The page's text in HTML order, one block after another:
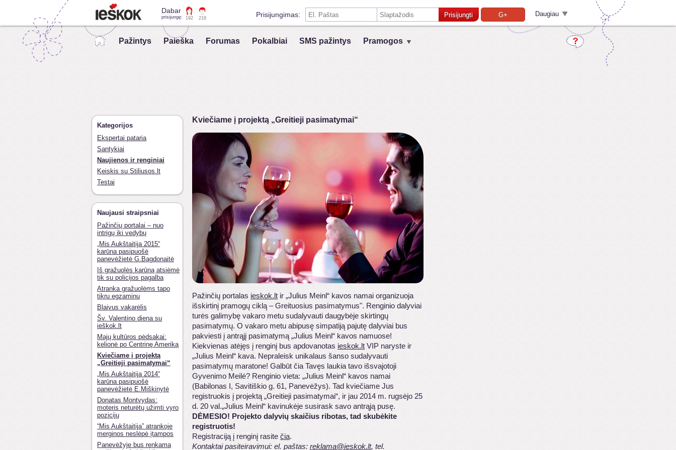
Dabar
prisijungę: 192 218 Prisijungimas: Prisijungti G+
Prisiminti mane šiame kompiuteryje
Daugiau
Pažintys Paieška Forumas Pokalbiai SMS pažintys Pramogos
Kategorijos
Ekspertai pataria
Santykiai
Naujienos ir renginiai
Keiskis su Stiliusos.lt
Testai
Naujausi straipsniai
Pažinčių portalai – nuo
intrigų iki vedybų
„Mis Aukštaitija 2015“
karūna pasipuošė
panevėžietė G.Bagdonaitė
Iš gražuolės karūną atsiėmė
tik su policijos pagalba
Atranka gražuolėms tapo
tikru egzaminu
Blaivus vakarėlis
Šv. Valentino diena su
ieškok.lt
Majų kultūros pėdsakai:
kelionė po Centrinę Ameriką
Kviečiame į projektą
„Greitieji pasimatymai“
„Mis Aukštaitija 2014“
karūna pasipuošė
panevėžietė E.Miškinytė
Donatas Montvydas:
moteris neturėtų užimti vyro
pozicijų
“Mis Aukštaitija” atrankoje
merginos neslėpė įtampos
Panevėžyje bus renkama
Kviečiame į projektą „Greitieji pasimatymai“
Pažinčių portalas ieskok.lt ir „Julius Meinl“ kavos namai organizuoja
išskirtinį pramogų ciklą – Greituosius pasimatymus". Renginio dalyviai
turės galimybę vakaro metu sudalyvauti daugybėje skirtingų
pasimatymų. O vakaro metu abipusę simpatiją pajutę dalyviai bus
pakviesti į antrąjį pasimatymą „Julius Meinl“ kavos namuose!
Kiekvienas atėjęs į renginį bus apdovanotas ieskok.lt VIP naryste ir
„Julius Meinl“ kava. Nepraleisk unikalaus šanso sudalyvauti
pasimatymų maratone! Galbūt čia Tavęs laukia tavo išsvajotoji
Gyvenimo Meilė? Renginio vieta: „Julius Meinl“ kavos namai
(Babilonas I, Savitiškio g. 61, Panevėžys). Tad kviečiame Jus
registruokis į projektą „Greitieji pasimatymai“, ir jau 2014 m. rugsėjo 25
d. 20 val.„Julius Meinl“ kavinukėje susirask savo antrąją pusę.
DĖMESIO! Projekto dalyvių skaičius ribotas, tad skubėkite
registruotis!
Registraciją į renginį rasite čia.
Kontaktai pasiteiravimui: el. paštas: reklama@ieskok.lt, tel.